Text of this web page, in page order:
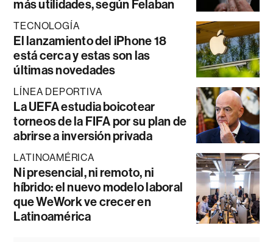
más utilidades, según Felaban
TECNOLOGÍA
El lanzamiento del iPhone 18
está cerca y estas son las
últimas novedades
LÍNEA DEPORTIVA
La UEFA estudia boicotear
torneos de la FIFA por su plan de
abrirse a inversión privada
LATINOAMÉRICA
Ni presencial, ni remoto, ni
híbrido: el nuevo modelo laboral
que WeWork ve crecer en
Latinoamérica